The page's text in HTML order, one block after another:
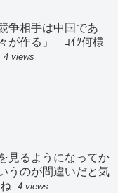
争相手は中国であ
が作る」 ｺｲﾂ何様
4 views
見るようになってか
うのが間違いだと気
4 views